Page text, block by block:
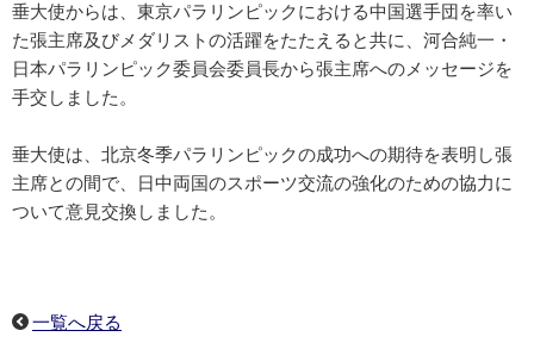
垂大使からは、東京パラリンピックにおける中国選手団を率い
た張主席及びメダリストの活躍をたたえると共に、河合純一・
日本パラリンピック委員会委員長から張主席へのメッセージを
手交しました。
垂大使は、北京冬季パラリンピックの成功への期待を表明し張
主席との間で、日中両国のスポーツ交流の強化のための協力に
ついて意見交換しました。
一覧へ戻る